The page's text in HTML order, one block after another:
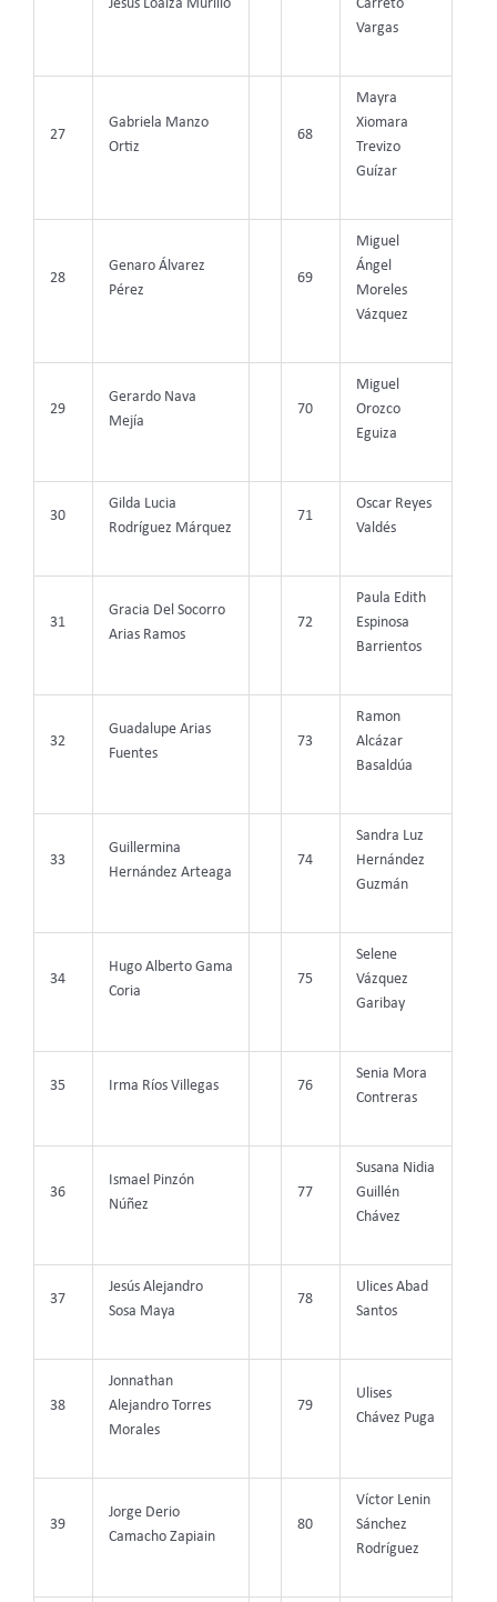
Jesús Loaiza Murillo
Carreto
Vargas
27
Gabriela Manzo
Ortiz
68
Mayra
Xiomara
Trevizo
Guízar
28
Genaro Álvarez
Pérez
69
Miguel
Ángel
Moreles
Vázquez
29
Gerardo Nava
Mejía
70
Miguel
Orozco
Eguiza
30
Gilda Lucia
Rodríguez Márquez
71
Oscar Reyes
Valdés
31
Gracia Del Socorro
Arias Ramos
72
Paula Edith
Espinosa
Barrientos
32
Guadalupe Arias
Fuentes
73
Ramon
Alcázar
Basaldúa
33
Guillermina
Hernández Arteaga
74
Sandra Luz
Hernández
Guzmán
34
Hugo Alberto Gama
Coria
75
Selene
Vázquez
Garibay
35 Irma Ríos Villegas 76
Senia Mora
Contreras
36
Ismael Pinzón
Núñez
77
Susana Nidia
Guillén
Chávez
37
Jesús Alejandro
Sosa Maya
78
Ulices Abad
Santos
38
Jonnathan
Alejandro Torres
Morales
79
Ulises
Chávez Puga
39
Jorge Derio
Camacho Zapiain
80
Víctor Lenin
Sánchez
Rodríguez